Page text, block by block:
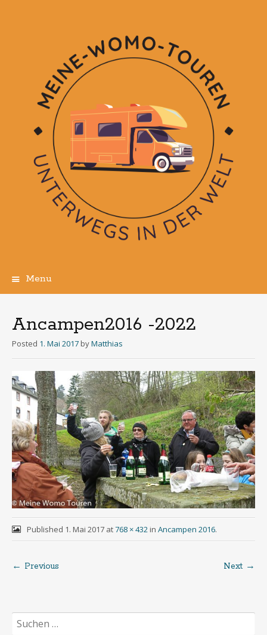
Menu
Ancampen2016 -2022
Posted 1. Mai 2017 byMatthias
Published 1. Mai 2017at768 × 432in Ancampen 2016.
Post
navigation
← Previous Next →
Suchen
nach: